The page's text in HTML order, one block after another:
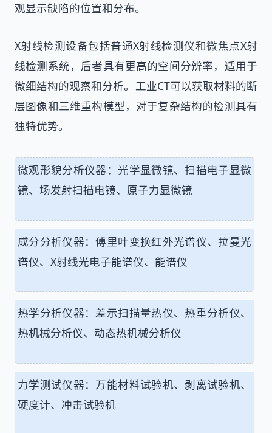
观显示缺陷的位置和分布。
X射线检测设备包括普通X射线检测仪和微焦点X射
线检测系统，后者具有更高的空间分辨率，适用于
微细结构的观察和分析。工业CT可以获取材料的断
层图像和三维重构模型，对于复杂结构的检测具有
独特优势。
微观形貌分析仪器：光学显微镜、扫描电子显微
镜、场发射扫描电镜、原子力显微镜
成分分析仪器：傅里叶变换红外光谱仪、拉曼光
谱仪、X射线光电子能谱仪、能谱仪
热学分析仪器：差示扫描量热仪、热重分析仪、
热机械分析仪、动态热机械分析仪
力学测试仪器：万能材料试验机、剥离试验机、
硬度计、冲击试验机